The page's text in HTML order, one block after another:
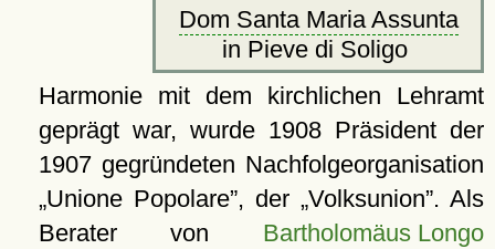
Dom Santa Maria Assunta
in Pieve di Soligo
Harmonie mit dem kirchlichen Lehramt
geprägt war, wurde 1908 Präsident der
1907 gegründeten Nachfolgeorganisation
Unione Popolare , der Volksunion . Als
Berater von Bartholomäus Longo